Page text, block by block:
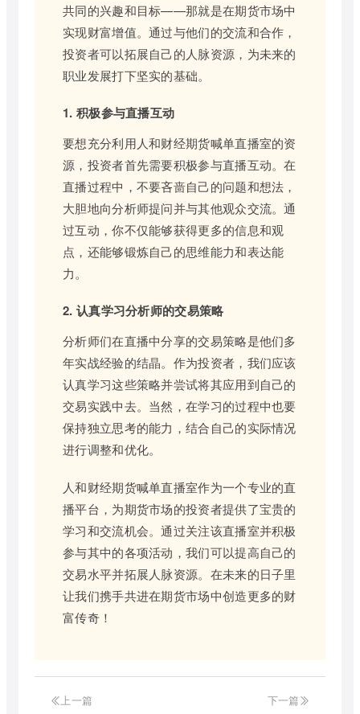
共同的兴趣和目标——那就是在期货市场中
实现财富增值。通过与他们的交流和合作，
投资者可以拓展自己的人脉资源，为未来的
职业发展打下坚实的基础。
1. 积极参与直播互动
要想充分利用人和财经期货喊单直播室的资
源，投资者首先需要积极参与直播互动。在
直播过程中，不要吝啬自己的问题和想法，
大胆地向分析师提问并与其他观众交流。通
过互动，你不仅能够获得更多的信息和观
点，还能够锻炼自己的思维能力和表达能
力。
2. 认真学习分析师的交易策略
分析师们在直播中分享的交易策略是他们多
年实战经验的结晶。作为投资者，我们应该
认真学习这些策略并尝试将其应用到自己的
交易实践中去。当然，在学习的过程中也要
保持独立思考的能力，结合自己的实际情况
进行调整和优化。
人和财经期货喊单直播室作为一个专业的直
播平台，为期货市场的投资者提供了宝贵的
学习和交流机会。通过关注该直播室并积极
参与其中的各项活动，我们可以提高自己的
交易水平并拓展人脉资源。在未来的日子里
让我们携手共进在期货市场中创造更多的财
富传奇！
上一篇 下一篇